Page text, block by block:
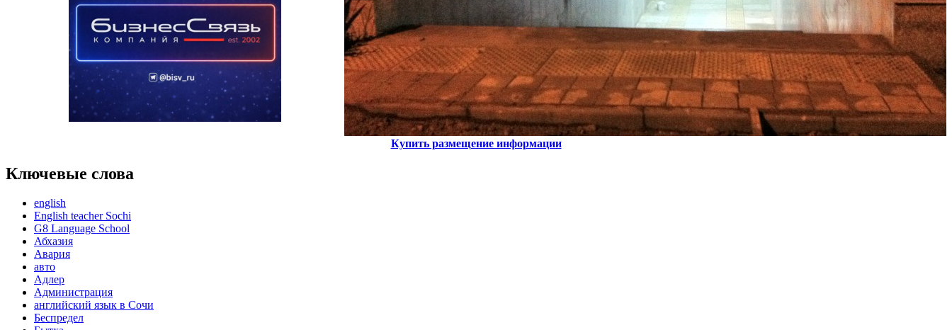
Купить размещение информации
Ключевые слова
english
English teacher Sochi
G8 Language School
Абхазия
Авария
авто
Адлер
Администрация
английский язык в Сочи
Беспредел